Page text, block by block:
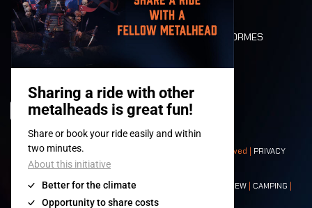
PLAN
DEATH RIDE
VALEURS ET NORMES
HISTOIRE
© 2008-2026- Apache Productions VZW – All rights reserved | PRIVACY
POLICY|CONDITIONS GÉNÉRALES
Contact:GENERAL| PARTNERSHIPS CREW | CAMPING |
NEIGHBOURS